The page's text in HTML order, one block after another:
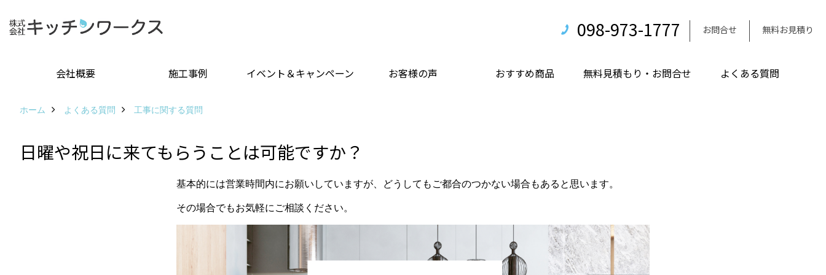
098-973-1777 お問合せ 無料お見積り
会社概要 施工事例 イベント＆キャンペーン お客様の声 おすすめ商品 無料見積もり・お問合せ よくある質問
ホーム よくある質問 工事に関する質問
日曜や祝日に来てもらうことは可能ですか？
基本的には営業時間内にお願いしていますが、どうしてもご都合のつかない場合もあると思います。
その場合でもお気軽にご相談ください。